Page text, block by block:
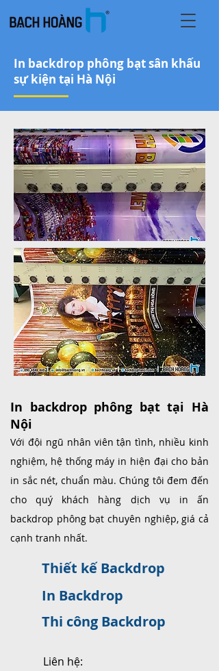
In backdrop phông bạt sân khấu
sự kiện tại Hà Nội
Thiết kế Backdrop
In Backdrop
Thi công Backdrop
In backdrop phông bạt tại Hà
Nội
Với đội ngũ nhân viên tận tình, nhiều kinh
nghiệm, hệ thống máy in hiện đại cho bản
in sắc nét, chuẩn màu. Chúng tôi đem đến
cho quý khách hàng dịch vụ in ấn
backdrop phông bạt chuyên nghiệp, giá cả
cạnh tranh nhất.
Liên hệ: